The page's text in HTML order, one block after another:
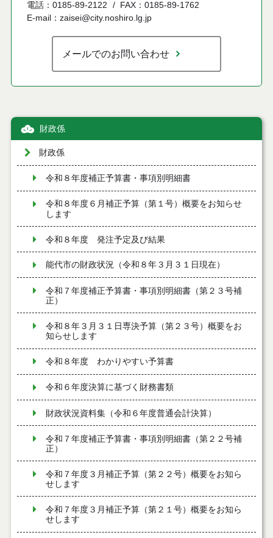
電話：0185-89-2122
FAX：0185-89-1762
E-mail：zaisei@city.noshiro.lg.jp
メールでのお問い合わせ
財政係
財政係
令和８年度補正予算書・事項別明細書
令和８年度６月補正予算（第１号）概要をお知らせ
します
令和８年度 発注予定及び結果
能代市の財政状況（令和８年３月３１日現在）
令和７年度補正予算書・事項別明細書（第２３号補
正）
令和８年３月３１日専決予算（第２３号）概要をお
知らせします
令和８年度 わかりやすい予算書
令和６年度決算に基づく財務書類
財政状況資料集（令和６年度普通会計決算）
令和７年度補正予算書・事項別明細書（第２２号補
正）
令和７年度３月補正予算（第２２号）概要をお知ら
せします
令和７年度３月補正予算（第２１号）概要をお知ら
せします